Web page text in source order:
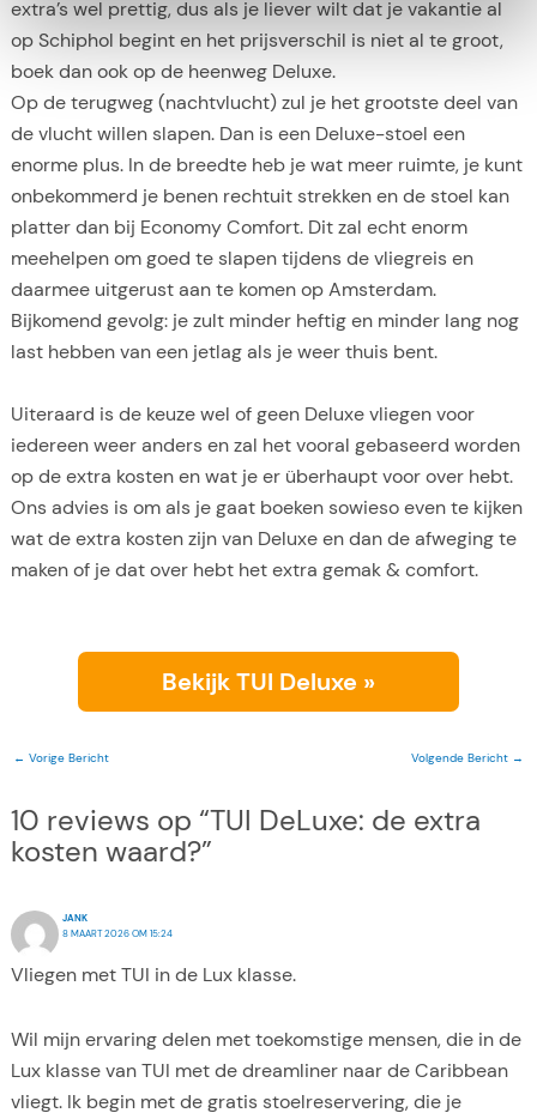
extra’s wel prettig, dus als je liever wilt dat je vakantie al
op Schiphol begint en het prijsverschil is niet al te groot,
boek dan ook op de heenweg Deluxe.
Op de terugweg (nachtvlucht) zul je het grootste deel van
de vlucht willen slapen. Dan is een Deluxe-stoel een
enorme plus. In de breedte heb je wat meer ruimte, je kunt
onbekommerd je benen rechtuit strekken en de stoel kan
platter dan bij Economy Comfort. Dit zal echt enorm
meehelpen om goed te slapen tijdens de vliegreis en
daarmee uitgerust aan te komen op Amsterdam.
Bijkomend gevolg: je zult minder heftig en minder lang nog
last hebben van een jetlag als je weer thuis bent.
Uiteraard is de keuze wel of geen Deluxe vliegen voor
iedereen weer anders en zal het vooral gebaseerd worden
op de extra kosten en wat je er überhaupt voor over hebt.
Ons advies is om als je gaat boeken sowieso even te kijken
wat de extra kosten zijn van Deluxe en dan de afweging te
maken of je dat over hebt het extra gemak & comfort.
Bekijk TUI Deluxe »
← Vorige Bericht Volgende Bericht →
10 reviews op “TUI DeLuxe: de extra
kosten waard?”
JANK
8 MAART 2026 OM 15:24
Vliegen met TUI in de Lux klasse.
Wil mijn ervaring delen met toekomstige mensen, die in de
Lux klasse van TUI met de dreamliner naar de Caribbean
vliegt. Ik begin met de gratis stoelreservering, die je